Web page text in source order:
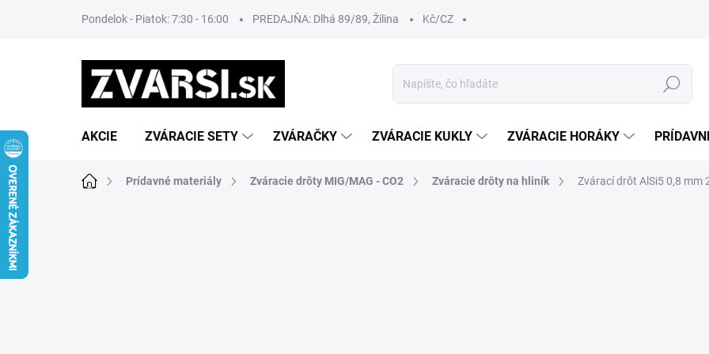
Pondelok - Piatok: 7:30 - 16:00 PREDAJŇA: Dlhá 89/89, Žilina Kč/CZ
Hľadať
AKCIE ZVÁRACIE SETY ZVÁRAČKY ZVÁRACIE KUKLY ZVÁRACIE HORÁKY
DomovPrídavné materiály Zváracie drôty MIG/MAG - CO2 Zváracie drôty na hliník Zvárací drôt AlSi5 0,8 mm